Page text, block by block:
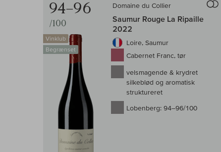
94–96
/100
Vinklub
Begrænset
Domaine du Collier
Saumur Rouge La Ripaille
2022
Loire, Saumur
Cabernet Franc, tør
velsmagende & krydret
silkeblød og aromatisk
struktureret
Lobenberg: 94–96/100